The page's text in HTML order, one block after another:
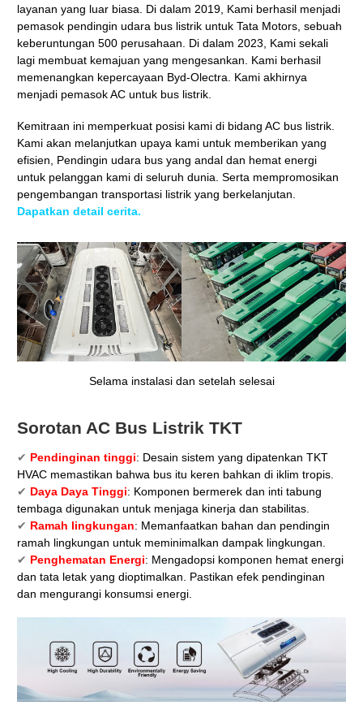
layanan yang luar biasa. Di dalam 2019, Kami berhasil menjadi
pemasok pendingin udara bus listrik untuk Tata Motors, sebuah
keberuntungan 500 perusahaan. Di dalam 2023, Kami sekali
lagi membuat kemajuan yang mengesankan. Kami berhasil
memenangkan kepercayaan Byd-Olectra. Kami akhirnya
menjadi pemasok AC untuk bus listrik.
Kemitraan ini memperkuat posisi kami di bidang AC bus listrik.
Kami akan melanjutkan upaya kami untuk memberikan yang
efisien, Pendingin udara bus yang andal dan hemat energi
untuk pelanggan kami di seluruh dunia. Serta mempromosikan
pengembangan transportasi listrik yang berkelanjutan.
Dapatkan detail cerita.
Selama instalasi dan setelah selesai
Sorotan AC Bus Listrik TKT
✔ Pendinginan tinggi: Desain sistem yang dipatenkan TKT
HVAC memastikan bahwa bus itu keren bahkan di iklim tropis.
✔ Daya Daya Tinggi: Komponen bermerek dan inti tabung
tembaga digunakan untuk menjaga kinerja dan stabilitas.
✔ Ramah lingkungan: Memanfaatkan bahan dan pendingin
ramah lingkungan untuk meminimalkan dampak lingkungan.
✔ Penghematan Energi: Mengadopsi komponen hemat energi
dan tata letak yang dioptimalkan. Pastikan efek pendinginan
dan mengurangi konsumsi energi.